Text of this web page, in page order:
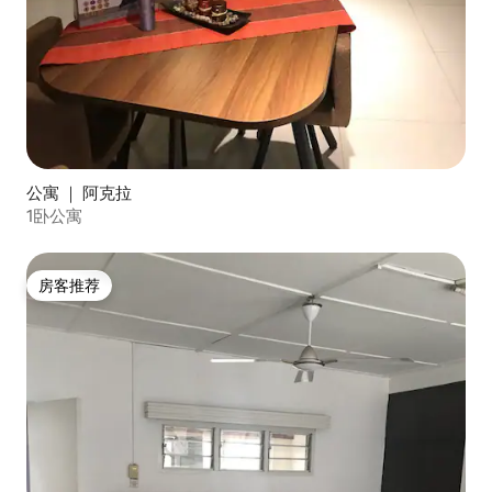
公寓 ｜ 阿克拉
1卧公寓
房客推荐
房客推荐